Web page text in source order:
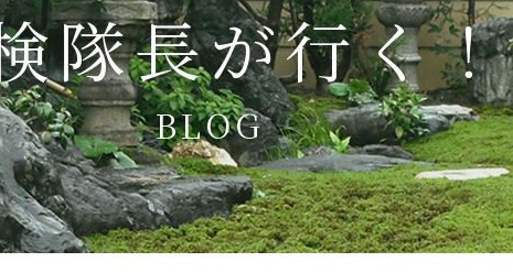
隊長が行く！
BLOG